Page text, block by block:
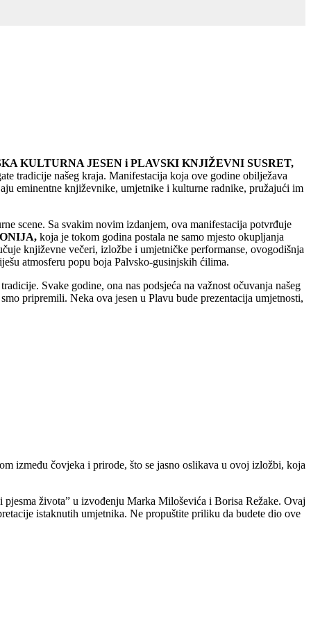
KULTURNA JESEN i PLAVSKI KNJIŽEVNI SUSRET,
tradicije našeg kraja. Manifestacija koja ove godine obilježava
eminentne književnike, umjetnike i kulturne radnike, pružajući im
scene. Sa svakim novim izdanjem, ova manifestacija potvrđuje
koja je tokom godina postala ne samo mjesto okupljanja
književne večeri, izložbe i umjetničke performanse, ovogodišnja
atmosferu popu boja Palvsko-gusinjskih ćilima.
Svake godine, ona nas podsjeća na važnost očuvanja našeg
pripremili. Neka ova jesen u Plavu bude prezentacija umjetnosti,
između čovjeka i prirode, što se jasno oslikava u ovoj izložbi, koja
života” u izvođenju Marka Miloševića i Borisa Režake. Ovaj
istaknutih umjetnika. Ne propuštite priliku da budete dio ove